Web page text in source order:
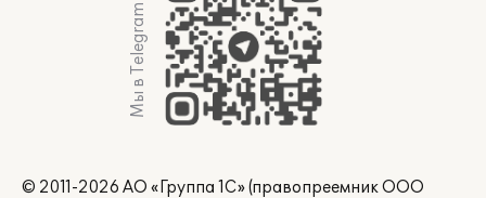
Мы в Telegram
© 2011-2026 АО «Группа 1С» (правопреемник ООО